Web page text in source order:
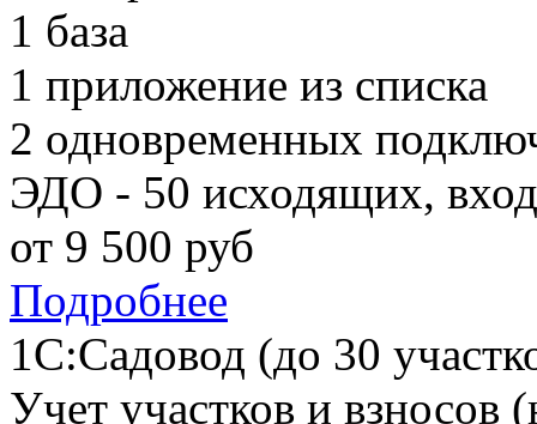
1 база
1 приложение из списка
2 одновременных
ЭДО - 50 исходящих,
от 9 500 руб
Подробнее
1С:Садовод (до 30
Учет участков и взносов